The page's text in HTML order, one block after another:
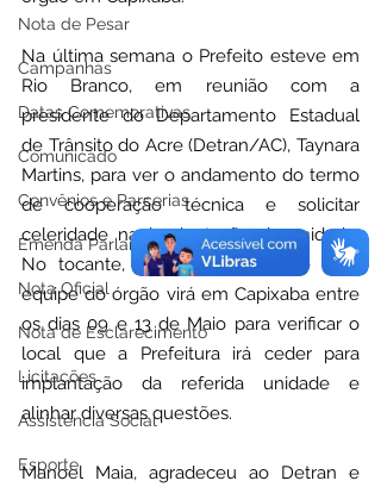
Nota de Pesar
Campanhas
Datas Comemorativas
Comunicado
Convênios e Parcerias
Emenda Parlamentar
Nota Oficial
Nota de Esclarecimento
Licitações
Assistência Social
Esporte
Na última semana o Prefeito esteve em
Rio Branco, em reunião com a
presidente do Departamento Estadual
de Trânsito do Acre (Detran/AC), Taynara
Martins, para ver o andamento do termo
de cooperação técnica e solicitar
celeridade na implantação da unidade.
No tocante, ficou acordado que uma
equipe do órgão virá em Capixaba entre
os dias 09 e 13 de Maio para verificar o
local que a Prefeitura irá ceder para
implantação da referida unidade e
alinhar diversas questões.
Manoel Maia, agradeceu ao Detran e